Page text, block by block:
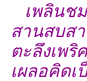
เพลินช
สานสบส
ตะลึงเพ
เผลอคิด